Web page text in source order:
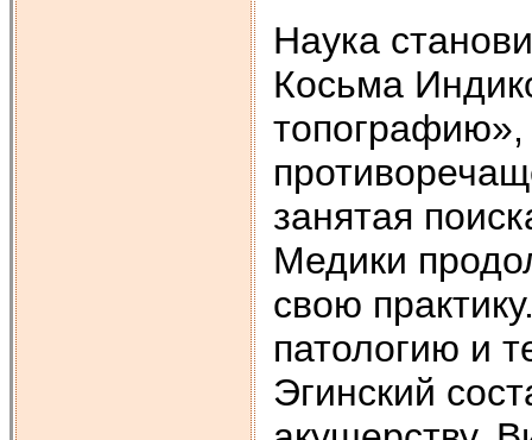
Наука
Косьма
топографию»,
занятая
Медики
свою
патологию и
Эгинский